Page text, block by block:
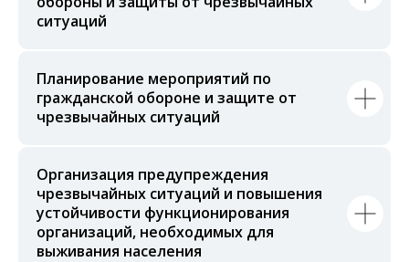
ситуаций
Планирование мероприятий по
гражданской обороне и защите от
чрезвычайных ситуаций
Организация предупреждения
чрезвычайных ситуаций и повышения
устойчивости функционирования
организаций, необходимых для
выживания населения